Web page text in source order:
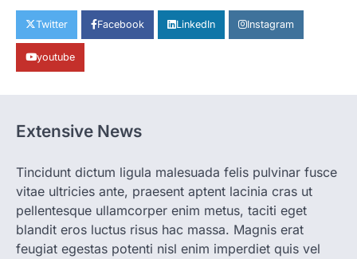
CG: छिपली की दीदियों का कमाल, बकरी
पालन से बढ़ी आय और मजबूत हुआ आत्मविश्वास
बनाने की दिशा में जिले के नगरी…
2
CHHATTISGARH
जाएगी एल्बेंडाजोल
More Khabar August 7, 2026
रायपुर। राष्ट्रीय कृमि मुक्ति दिवस भारत सरकार द्वारा
बच्चों के स्वास्थ्य सुधार के लिए वर्ष…
Twitter Facebook LinkedIn Instagram
youtube
Extensive News
Tincidunt dictum ligula malesuada felis pulvinar fusce
vitae ultricies ante, praesent aptent lacinia cras ut
pellentesque ullamcorper enim metus, taciti eget
blandit eros luctus risus hac massa. Magnis erat
feugiat egestas potenti nisl enim imperdiet quis vel